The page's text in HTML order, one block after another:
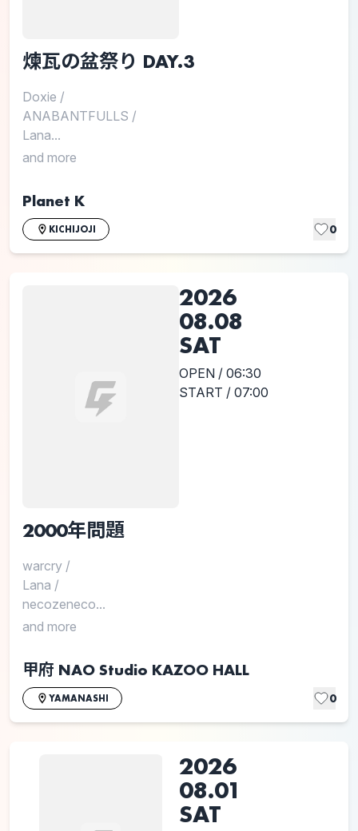
煉瓦の盆祭り DAY.3
Doxie /
ANABANTFULLS /
Lana...
and more
Planet K
KICHIJOJI 0
2026
08.08
SAT
OPEN / 06:30
START / 07:00
2000年問題
warcry /
Lana /
necozeneco...
and more
甲府 NAO Studio KAZOO HALL
YAMANASHI 0
2026
08.01
SAT